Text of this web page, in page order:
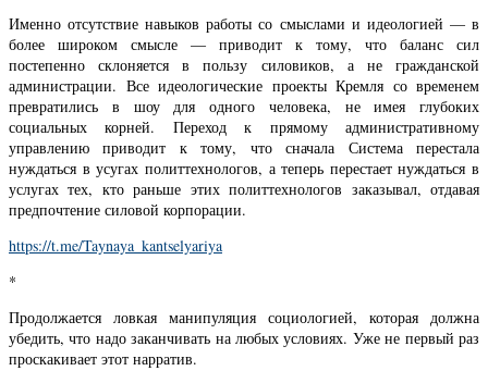
Именно отсутствие навыков работы со смыслами и идеологией — в
более широком смысле — приводит к тому, что баланс сил
постепенно склоняется в пользу силовиков, а не гражданской
администрации. Все идеологические проекты Кремля со временем
превратились в шоу для одного человека, не имея глубоких
социальных корней. Переход к прямому административному
управлению приводит к тому, что сначала Система перестала
нуждаться в усугах политтехнологов, а теперь перестает нуждаться в
услугах тех, кто раньше этих политтехнологов заказывал, отдавая
предпочтение силовой корпорации.
https://t.me/Taynaya_kantselyariya
*
Продолжается ловкая манипуляция социологией, которая должна
убедить, что надо заканчивать на любых условиях. Уже не первый раз
проскакивает этот нарратив.